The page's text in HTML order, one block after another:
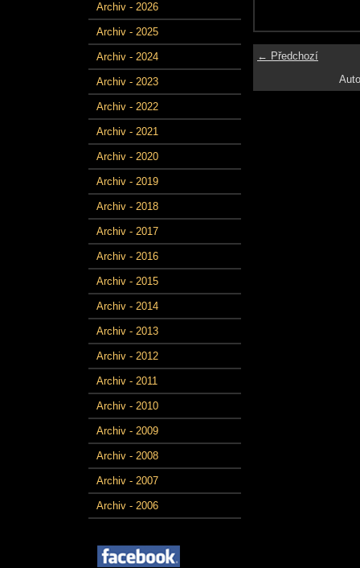
Archiv - 2026
Archiv - 2025
Archiv - 2024
Archiv - 2023
Archiv - 2022
Archiv - 2021
Archiv - 2020
Archiv - 2019
Archiv - 2018
Archiv - 2017
Archiv - 2016
Archiv - 2015
Archiv - 2014
Archiv - 2013
Archiv - 2012
Archiv - 2011
Archiv - 2010
Archiv - 2009
Archiv - 2008
Archiv - 2007
Archiv - 2006
← Předchozí